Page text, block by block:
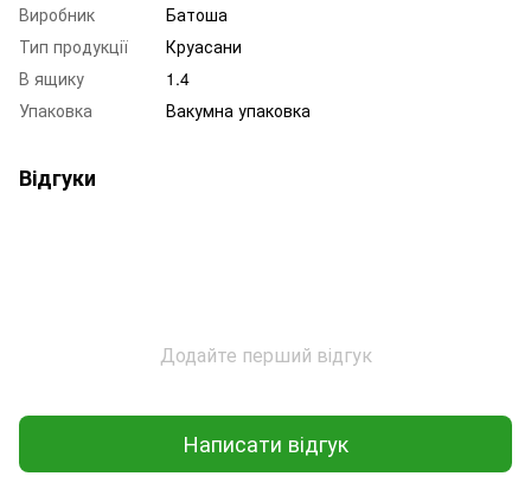
Виробник
Батоша
Тип продукції
Круасани
В ящику
1.4
Упаковка
Вакумна упаковка
Відгуки
Додайте перший відгук
Написати відгук